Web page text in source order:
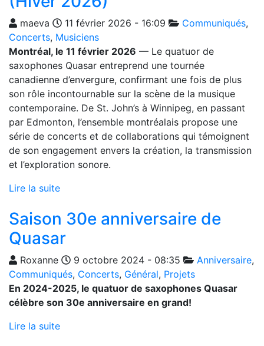
maeva 11 février 2026 - 16:09 Communiqués,
Concerts, Musiciens
Montréal, le 11 février 2026 — Le quatuor de
saxophones Quasar entreprend une tournée
canadienne d’envergure, confirmant une fois de plus
son rôle incontournable sur la scène de la musique
contemporaine. De St. John’s à Winnipeg, en passant
par Edmonton, l’ensemble montréalais propose une
série de concerts et de collaborations qui témoignent
de son engagement envers la création, la transmission
et l’exploration sonore.
Lire la suite
Saison 30e anniversaire de
Quasar
Roxanne 9 octobre 2024 - 08:35 Anniversaire,
Communiqués, Concerts, Général, Projets
En 2024-2025, le quatuor de saxophones Quasar
célèbre son 30e anniversaire en grand!
Lire la suite